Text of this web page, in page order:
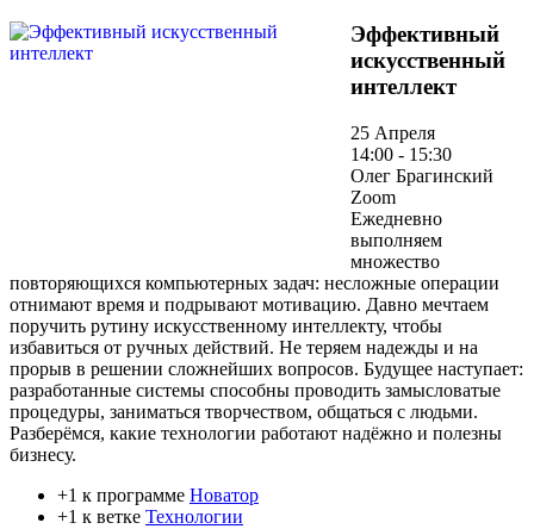
Эффективный
искусственный
интеллект
25 Апреля
14:00 - 15:30
Олег Брагинский
Zoom
Ежедневно
выполняем
множество
повторяющихся компьютерных задач: несложные операции
отнимают время и подрывают мотивацию. Давно мечтаем
поручить рутину искусственному интеллекту, чтобы
избавиться от ручных действий. Не теряем надежды и на
прорыв в решении сложнейших вопросов. Будущее наступает:
разработанные системы способны проводить замысловатые
процедуры, заниматься творчеством, общаться с людьми.
Разберёмся, какие технологии работают надёжно и полезны
бизнесу.
+1 к программе Новатор
+1 к ветке Технологии